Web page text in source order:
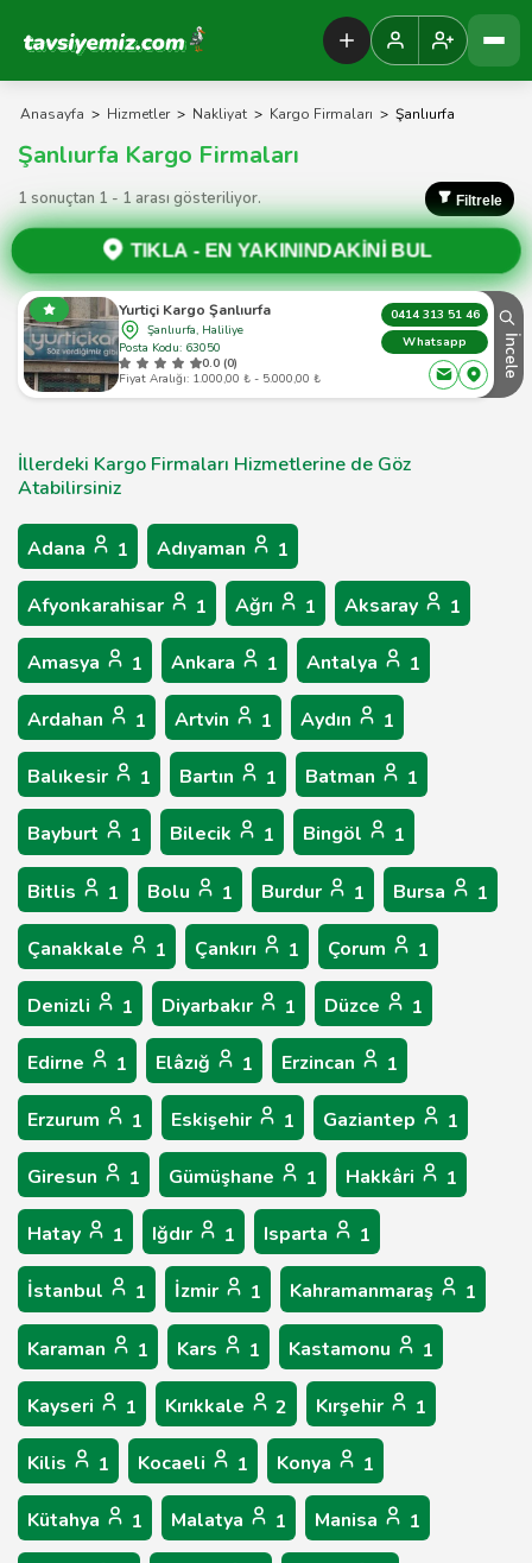
Tavsiyemiz Anasayfa
Anasayfa > Hizmetler > Nakliyat > Kargo Firmaları > Şanlıurfa
Şanlıurfa Kargo Firmaları
1 sonuçtan 1 - 1 arası gösteriliyor. Filtrele
TIKLA - EN YAKININDAKİNİ BUL
Yurtiçi Kargo Şanlıurfa
Şanlıurfa, Haliliye
Posta Kodu: 63050
0.0 (0)
Fiyat Aralığı: 1.000,00 ₺ - 5.000,00 ₺
0414 313 51 46
Whatsapp
İncele
İllerdeki Kargo Firmaları Hizmetlerine de Göz
Atabilirsiniz
Adana 1 Adıyaman 1
Afyonkarahisar 1 Ağrı 1 Aksaray 1
Amasya 1 Ankara 1 Antalya 1
Ardahan 1 Artvin 1 Aydın 1
Balıkesir 1 Bartın 1 Batman 1
Bayburt 1 Bilecik 1 Bingöl 1
Bitlis 1 Bolu 1 Burdur 1 Bursa 1
Çanakkale 1 Çankırı 1 Çorum 1
Denizli 1 Diyarbakır 1 Düzce 1
Edirne 1 Elâzığ 1 Erzincan 1
Erzurum 1 Eskişehir 1 Gaziantep 1
Giresun 1 Gümüşhane 1 Hakkâri 1
Hatay 1 Iğdır 1 Isparta 1
İstanbul 1 İzmir 1 Kahramanmaraş 1
Karaman 1 Kars 1 Kastamonu 1
Kayseri 1 Kırıkkale 2 Kırşehir 1
Kilis 1 Kocaeli 1 Konya 1
Kütahya 1 Malatya 1 Manisa 1